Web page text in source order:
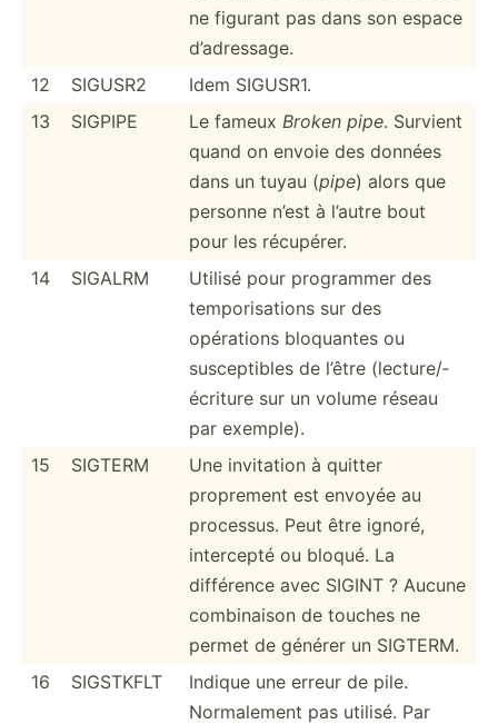
ne figurant pas dans son espace
d’adre­ssage.
12
SIGUSR2
Idem SIGUSR1.
13
SIGPIPE Le fameux Broken pipe. Survient
quand on envoie des données
dans un tuyau (pipe) alors que
personne n’est à l’autre bout
pour les récupérer.
14
SIGALRM
Utilisé pour programmer des
tempor­isa­tions sur des
opérations bloquantes ou
suscep­tibles de l’être (lectu­re/­
écr­iture sur un volume réseau
par exemple).
15
SIGTERM
Une invitation à quitter
proprement est envoyée au
processus. Peut être ignoré,
intercepté ou bloqué. La
différence avec SIGINT ? Aucune
combin­aison de touches ne
permet de générer un SIGTERM.
16
SIGSTKFLT
Indique une erreur de pile.
Normal­ement pas utilisé. Par